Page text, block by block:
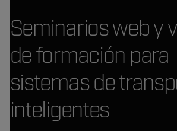
Seminarios web y
de formación para
sistemas de
inteligentes